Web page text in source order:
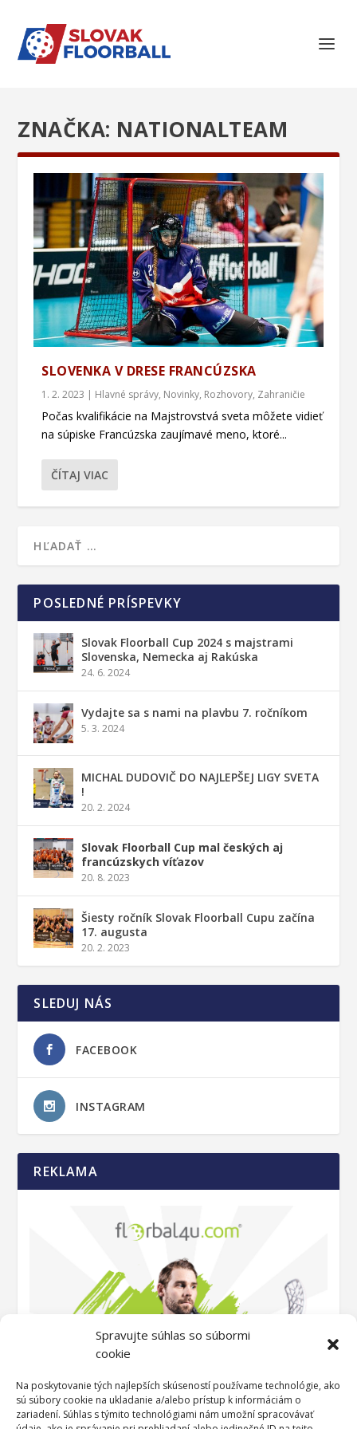
Spravujte súhlas so súbormi
cookie
Na poskytovanie tých najlepších skúseností používame technológie, ako
sú súbory cookie na ukladanie a/alebo prístup k informáciám o
zariadení. Súhlas s týmito technológiami nám umožní spracovávať
ZNAČKA: NATIONALTEAM
SLOVENKA V DRESE FRANCÚZSKA
1. 2. 2023 | Hlavné správy, Novinky, Rozhovory, Zahraničie
Počas kvalifikácie na Majstrovstvá sveta môžete vidieť
na súpiske Francúzska zaujímavé meno, ktoré...
ČÍTAJ VIAC
POSLEDNÉ PRÍSPEVKY
Slovak Floorball Cup 2024 s majstrami
Slovenska, Nemecka aj Rakúska
24. 6. 2024
Vydajte sa s nami na plavbu 7. ročníkom
5. 3. 2024
MICHAL DUDOVIČ DO NAJLEPŠEJ LIGY SVETA
!
20. 2. 2024
Slovak Floorball Cup mal českých aj
francúzskych víťazov
20. 8. 2023
Šiesty ročník Slovak Floorball Cupu začína
17. augusta
20. 2. 2023
SLEDUJ NÁS
FACEBOOK
INSTAGRAM
REKLAMA